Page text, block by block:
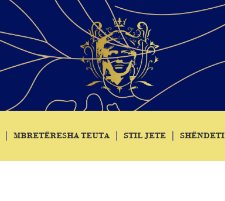
MBRETËRESHA TEUTA STIL JETE SHËNDETI